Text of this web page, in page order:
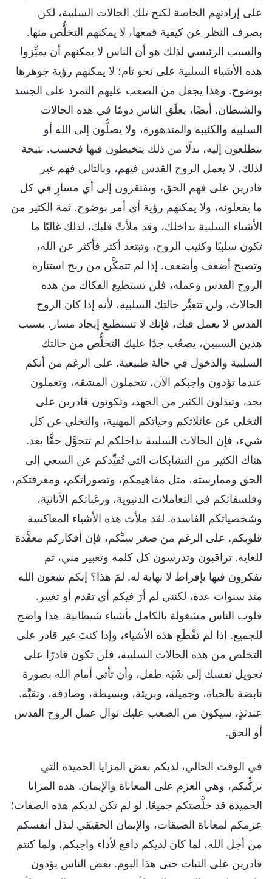
على إرادتهم الخاصة لكبح تلك الحالات السلبية، لكن
بصرف النظر عن كيفية قمعها، لا يمكنهم التخلُّص منها.
والسبب الرئيسي لذلك هو أن الناس لا يمكنهم أن يميِّزوا
هذه الأشياء السلبية على نحو تام؛ لا يمكنهم رؤية جوهرها
بوضوح. وهذا يجعل من الصعب عليهم التمرد على الجسد
والشيطان. أيضًا، يعلَق الناس دومًا في هذه الحالات
السلبية والكئيبة والمتدهورة، ولا يصلُّون إلى الله أو
يتطلعون إليه، بدلًا من ذلك يتخبطون فيها فحسب. نتيجة
لذلك، لا يعمل الروح القدس فيهم، وبالتالي فهم غير
قادرين على فهم الحق، ويفتقرون إلى أي مسارٍ في كل
ما يفعلونه، ولا يمكنهم رؤية أي أمر بوضوح. ثمة الكثير من
الأشياء السلبية بداخلك، وقد ملأتْ قلبك، لذلك غالبًا ما
تكون سلبيًا وكئيب الروح، وتبتعد أكثر فأكثر عن الله،
وتصبح أضعف وأضعف. إذا لم تتمكَّن من ربح استنارة
الروح القدس وعمله، فلن تستطيع الفكاك من هذه
الحالات، ولن تتغيَّر حالتك السلبية، لأنه إذا كان الروح
القدس لا يعمل فيك، فإنك لا تستطيع إيجاد مسار. بسبب
هذين السببين، يصعُب جدًا عليك التخلُّص من حالتك
السلبية والدخول في حالة طبيعية. على الرغم من أنكم
عندما تؤدون واجبكم الآن، تتحملون المشقة، وتعملون
بجد، وتبذلون الكثير من الجهد، وتكونون قادرين على
التخلي عن عائلاتكم وحياتكم المهنية، والتخلي عن كل
شيء، فإن الحالات السلبية بداخلكم لم تتحوَّل حقًّا بعد.
هناك الكثير من التشابكات التي تُقيِّدكم عن السعي إلى
الحق وممارسته، مثل مفاهيمكم، وتصوراتكم، ومعرفتكم،
وفلسفاتكم في التعاملات الدنيوية، ورغباتكم الأنانية،
وشخصياتكم الفاسدة. لقد ملأت هذه الأشياء المعاكسة
قلوبكم. على الرغم من صغر سِنِّكم، فإن أفكاركم معقَّدة
للغاية. تراقبون وتدرسون كل كلمة وتعبير مني، ثم
تفكرون فيها بإفراط لا نهاية له. لمَ هذا؟ إنكم تتبعون الله
منذ سنوات عدة، لكنني لم أرَ فيكم أي تقدم أو تغيير.
قلوب الناس مشغولة بالكامل بأشياء شيطانية. هذا واضح
للجميع. إذا لم تقْطَع هذه الأشياء، وإذا كنتَ غير قادر على
التخلص من هذه الحالات السلبية، فلن تكون قادرًا على
تحويل نفسك إلى شَبَه طفل، وأن تأتي أمام الله بصورة
نابضة بالحياة، وجميلة، وبريئة، وبسيطة، وصادقة، ونقيَّة.
عندئذٍ، سيكون من الصعب عليك نوال عمل الروح القدس
أو الحق.
في الوقت الحالي، لديكم بعض المزايا الحميدة التي
تزكِّيكم، وهي العزم على المعاناة والإيمان. هذه المزايا
الحميدة قد خلَّصتكم جميعًا. لو لم تكن لديكم هذه الصفات؛
عزمكم لمعاناة الضيقات، والإيمان الحقيقي لبذل أنفسكم
من أجل الله، لما كان لديكم دافع لأداء واجبكم، ولما كنتم
قادرين على الثبات حتى هذا اليوم. بعض الناس يؤدون